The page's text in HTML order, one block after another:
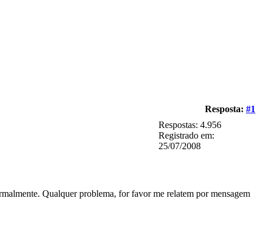
Resposta: #1
Respostas: 4.956
Registrado em:
25/07/2008
Qualquer problema, for favor me relatem por mensagem